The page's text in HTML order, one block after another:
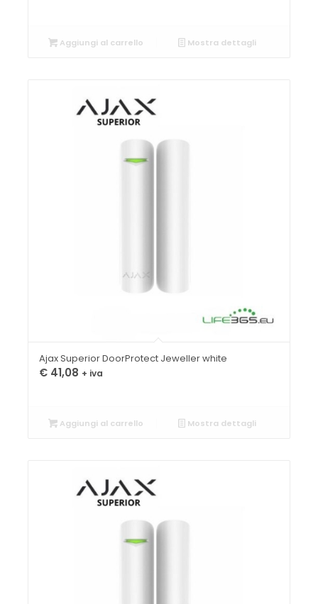
Aggiungi al carrello Mostra dettagli
Ajax Superior DoorProtect Jeweller white
€41,08 + iva
Aggiungi al carrello Mostra dettagli